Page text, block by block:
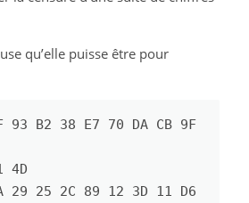
qu’elle puisse être pour
B2 38 E7 70 DA CB 9F
4D
29 25 2C 89 12 3D 11 D6